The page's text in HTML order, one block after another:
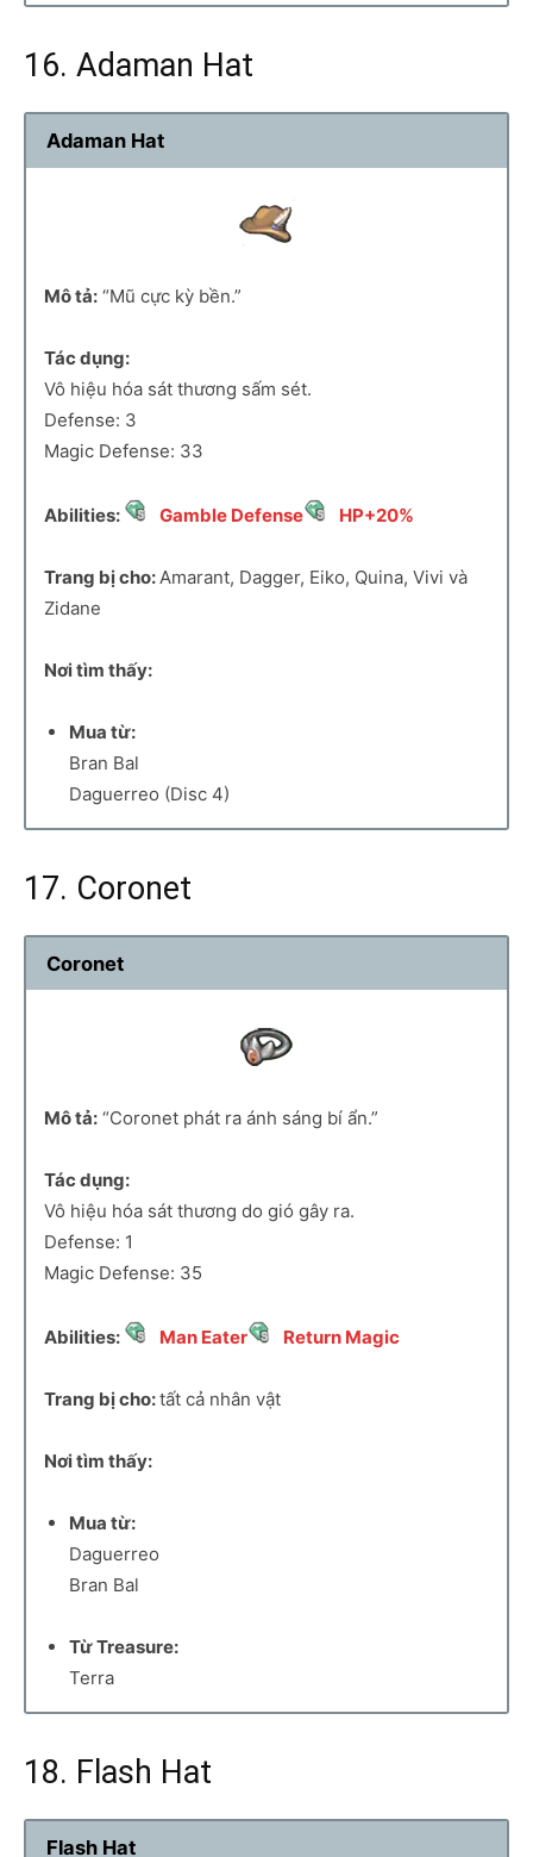
16. Adaman Hat
Adaman Hat
Mô tả: “Mũ cực kỳ bền.”
Tác dụng:
Vô hiệu hóa sát thương sấm sét.
Defense: 3
Magic Defense: 33
Abilities: Gamble Defense HP+20%
Trang bị cho: Amarant, Dagger, Eiko, Quina, Vivi và
Zidane
Nơi tìm thấy:
Mua từ:
Bran Bal
Daguerreo (Disc 4)
17. Coronet
Coronet
Mô tả: “Coronet phát ra ánh sáng bí ẩn.”
Tác dụng:
Vô hiệu hóa sát thương do gió gây ra.
Defense: 1
Magic Defense: 35
Abilities: Man Eater Return Magic
Trang bị cho:tất cả nhân vật
Nơi tìm thấy:
Mua từ:
Daguerreo
Bran Bal
Từ Treasure:
Terra
18. Flash Hat
Flash Hat